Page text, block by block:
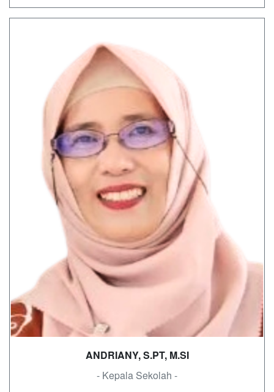
ANDRIANY, S.PT, M.SI
- Kepala Sekolah -